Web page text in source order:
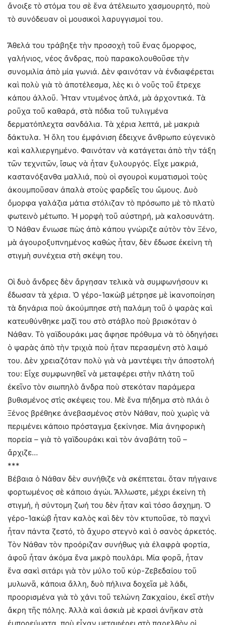
ἄνοιξε τὸ στόμα του σὲ ἕνα ἀτέλειωτο χασμουρητό, ποὺ
τὸ συνόδευαν οἱ μουσικοὶ λαρυγγισμοί του.
Ἄθελά του τράβηξε τὴν προσοχὴ τοῦ ἕνας ὄμορφος,
γαλήνιος, νέος ἄνδρας, ποὺ παρακολουθοῦσε τὴν
συνομιλία ἀπὸ μία γωνιά. Δὲν φαινόταν νὰ ἐνδιαφέρεται
καὶ πολὺ γιὰ τὸ ἀποτέλεσμα, λὲς κι ὁ νοῦς τοῦ ἔτρεχε
κάπου ἀλλοῦ. Ἦταν ντυμένος ἁπλά, μὰ ἀρχοντικά. Τὰ
ροῦχα τοῦ καθαρά, στὰ πόδια τοῦ τυλιγμένα
δερματόπλεχτα σανδάλια. Τὰ χέρια λεπτά, μὲ μακριὰ
δάκτυλα. Ἡ ὅλη του ἐμφάνιση ἔδειχνε ἄνθρωπο εὐγενικὸ
καὶ καλλιεργημένο. Φαινόταν νὰ κατάγεται ἀπὸ τὴν τάξη
τῶν τεχνιτῶν, ἴσως νὰ ἦταν ξυλουργός. Εἶχε μακριά,
καστανόξανθα μαλλιά, ποὺ οἱ σγουροὶ κυματισμοὶ τοὺς
ἀκουμποῦσαν ἀπαλὰ στοὺς φαρδεῖς του ὤμους. Δυὸ
ὄμορφα γαλάζια μάτια στόλιζαν τὸ πρόσωπο μὲ τὸ πλατὺ
φωτεινὸ μέτωπο. Ἡ μορφὴ τοῦ αὐστηρή, μὰ καλοσυνάτη.
Ὁ Νάθαν ἔνιωσε πὼς ἀπὸ κάπου γνώριζε αὐτὸν τὸν Ξένο,
μὰ ἀγουροξυπνημένος καθὼς ἦταν, δὲν ἔδωσε ἐκείνη τὴ
στιγμὴ συνέχεια στὴ σκέψη του.
Οἱ δυὸ ἄνδρες δὲν ἄργησαν τελικὰ νὰ συμφωνήσουν κι
ἔδωσαν τὰ χέρια. Ὁ γέρο-Ἰακὼβ μέτρησε μὲ ἱκανοποίηση
τὰ δηνάρια ποὺ ἀκούμπησε στὴ παλάμη τοῦ ὁ ψαρὰς καὶ
κατευθύνθηκε μαζί του στὸ στάβλο ποὺ βρισκόταν ὁ
Νάθαν. Τὸ γαϊδουράκι μας ἄφησε πρόθυμα νὰ τὸ ὁδηγήσει
ὁ ψαρὰς ἀπὸ τὴν τριχιὰ ποὺ ἦταν περασμένη στὸ λαιμό
του. Δὲν χρειαζόταν πολὺ γιὰ νὰ μαντέψει τὴν ἀποστολή
του: Εἶχε συμφωνηθεῖ νὰ μεταφέρει στὴν πλάτη τοῦ
ἐκεῖνο τὸν σιωπηλὸ ἄνδρα ποὺ στεκόταν παράμερα
βυθισμένος στὶς σκέψεις του. Μὲ ἕνα πήδημα στὸ πλάι ὁ
Ξένος βρέθηκε ἀνεβασμένος στὸν Νάθαν, ποὺ χωρὶς νὰ
περιμένει κάποιο πρόσταγμα ξεκίνησε. Μία ἀνηφορικὴ
πορεία – γιὰ τὸ γαϊδουράκι καὶ τὸν ἀναβάτη τοῦ –
ἄρχιζε…
***
Βέβαια ὁ Νάθαν δὲν συνήθιζε νὰ σκέπτεται. ὅταν πήγαινε
φορτωμένος σὲ κάποιο ἀγώι. Ἄλλωστε, μέχρι ἐκείνη τὴ
στιγμή, ἡ σύντομη ζωή του δὲν ἦταν καὶ τόσο ἄσχημη. Ὁ
γέρο-Ἰακὼβ ἦταν καλὸς καὶ δὲν τὸν κτυποῦσε, τὸ παχνὶ
ἦταν πάντα ζεστό, τὸ ἄχυρο στεγνὸ καὶ ὁ σανὸς ἀρκετός.
Τὸν Νάθαν τὸν προόριζαν συνήθως γιὰ ἐλαφρὰ φορτία,
ἀφοῦ ἦταν ἀκόμα ἕνα μικρὸ πουλάρι. Μία φορᾶ, ἦταν
ἕνα σακὶ σιτάρι γιὰ τὸν μύλο τοῦ κύρ-Ζεβεδαίου τοῦ
μυλωνᾶ, κάποια ἄλλη, δυὸ πήλινα δοχεῖα μὲ λάδι,
προορισμένα γιὰ τὸ χάνι τοῦ τελώνη Ζακχαίου, ἐκεῖ στὴν
ἄκρη τῆς πόλης. Ἀλλὰ καὶ ἀσκιὰ μὲ κρασὶ ἀνῆκαν στὰ
ἐμπορεύματα, ποὺ εἶχαν μεταφέρει στὸ παρελθὸν οἱ